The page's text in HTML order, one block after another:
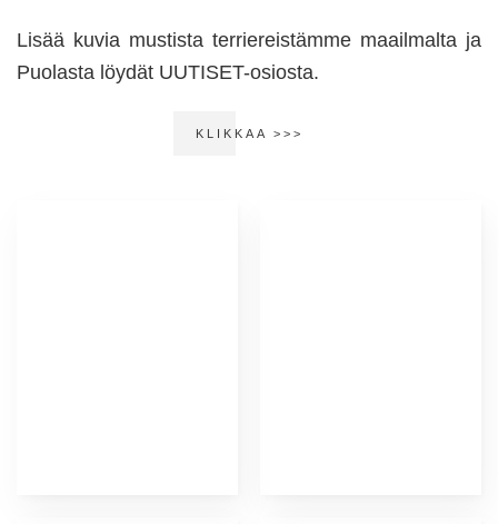
Lisää kuvia mustista terriereistämme maailmalta ja
Puolasta löydät UUTISET-osiosta.
KLIKKAA >>>